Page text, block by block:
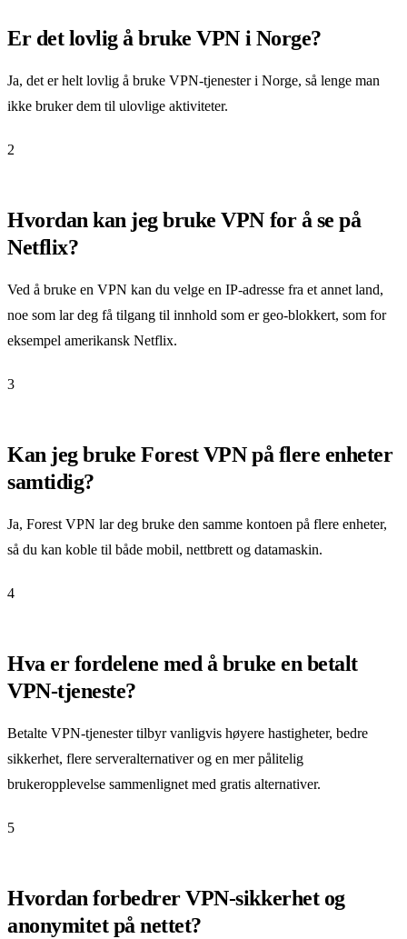
Er det lovlig å bruke VPN i Norge?
Ja, det er helt lovlig å bruke VPN-tjenester i Norge, så lenge man
ikke bruker dem til ulovlige aktiviteter.
2
Hvordan kan jeg bruke VPN for å se på
Netflix?
Ved å bruke en VPN kan du velge en IP-adresse fra et annet land,
noe som lar deg få tilgang til innhold som er geo-blokkert, som for
eksempel amerikansk Netflix.
3
Kan jeg bruke Forest VPN på flere enheter
samtidig?
Ja, Forest VPN lar deg bruke den samme kontoen på flere enheter,
så du kan koble til både mobil, nettbrett og datamaskin.
4
Hva er fordelene med å bruke en betalt
VPN-tjeneste?
Betalte VPN-tjenester tilbyr vanligvis høyere hastigheter, bedre
sikkerhet, flere serveralternativer og en mer pålitelig
brukeropplevelse sammenlignet med gratis alternativer.
5
Hvordan forbedrer VPN-sikkerhet og
anonymitet på nettet?